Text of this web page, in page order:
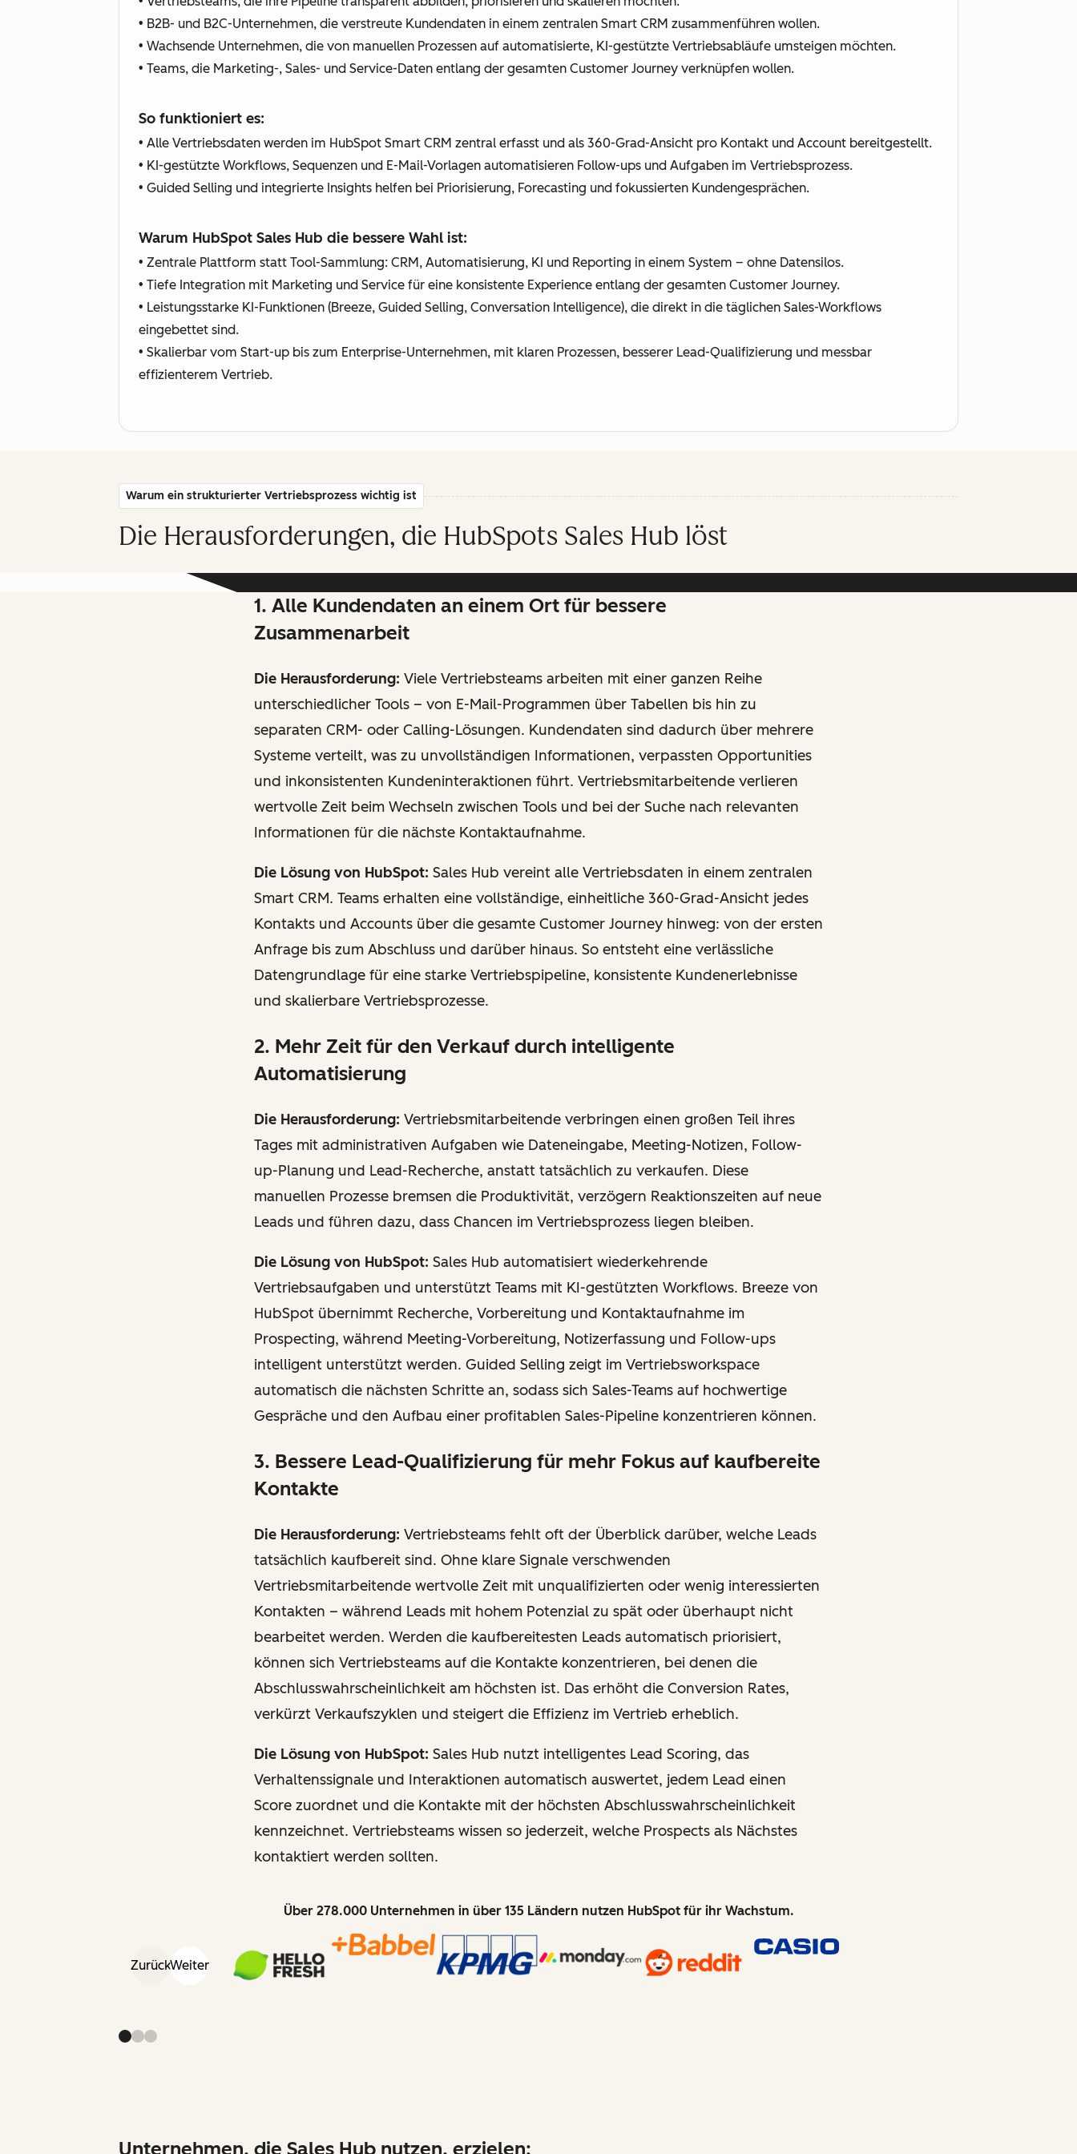
• B2B- und B2C-Unternehmen, die verstreute Kundendaten in einem zentralen Smart CRM zusammenführen wollen.
• Wachsende Unternehmen, die von manuellen Prozessen auf automatisierte, KI-gestützte Vertriebsabläufe umsteigen möchten.
• Teams, die Marketing-, Sales- und Service-Daten entlang der gesamten Customer Journey verknüpfen wollen.
So funktioniert es:
• Alle Vertriebsdaten werden im HubSpot Smart CRM zentral erfasst und als 360-Grad-Ansicht pro Kontakt und Account bereitgestellt.
• KI-gestützte Workflows, Sequenzen und E-Mail-Vorlagen automatisieren Follow-ups und Aufgaben im Vertriebsprozess.
• Guided Selling und integrierte Insights helfen bei Priorisierung, Forecasting und fokussierten Kundengesprächen.
Warum HubSpot Sales Hub die bessere Wahl ist:
• Zentrale Plattform statt Tool-Sammlung: CRM, Automatisierung, KI und Reporting in einem System – ohne Datensilos.
• Tiefe Integration mit Marketing und Service für eine konsistente Experience entlang der gesamten Customer Journey.
• Leistungsstarke KI-Funktionen (Breeze, Guided Selling, Conversation Intelligence), die direkt in die täglichen Sales-Workflows
eingebettet sind.
• Skalierbar vom Start-up bis zum Enterprise-Unternehmen, mit klaren Prozessen, besserer Lead-Qualifizierung und messbar
effizienterem Vertrieb.
Warum ein strukturierter Vertriebsprozess wichtig ist
Die Herausforderungen, die HubSpots Sales Hub löst
1. Alle Kundendaten an einem Ort für bessere
Zusammenarbeit
Die Herausforderung: Viele Vertriebsteams arbeiten mit einer ganzen Reihe
unterschiedlicher Tools – von E-Mail-Programmen über Tabellen bis hin zu
separaten CRM- oder Calling-Lösungen. Kundendaten sind dadurch über mehrere
Systeme verteilt, was zu unvollständigen Informationen, verpassten Opportunities
und inkonsistenten Kundeninteraktionen führt. Vertriebsmitarbeitende verlieren
wertvolle Zeit beim Wechseln zwischen Tools und bei der Suche nach relevanten
Informationen für die nächste Kontaktaufnahme.
Die Lösung von HubSpot: Sales Hub vereint alle Vertriebsdaten in einem zentralen
Smart CRM. Teams erhalten eine vollständige, einheitliche 360-Grad-Ansicht jedes
Kontakts und Accounts über die gesamte Customer Journey hinweg: von der ersten
Anfrage bis zum Abschluss und darüber hinaus. So entsteht eine verlässliche
Datengrundlage für eine starke Vertriebspipeline, konsistente Kundenerlebnisse
und skalierbare Vertriebsprozesse.
2. Mehr Zeit für den Verkauf durch intelligente
Automatisierung
Die Herausforderung: Vertriebsmitarbeitende verbringen einen großen Teil ihres
Tages mit administrativen Aufgaben wie Dateneingabe, Meeting-Notizen, Follow-
up-Planung und Lead-Recherche, anstatt tatsächlich zu verkaufen. Diese
manuellen Prozesse bremsen die Produktivität, verzögern Reaktionszeiten auf neue
Leads und führen dazu, dass Chancen im Vertriebsprozess liegen bleiben.
Die Lösung von HubSpot: Sales Hub automatisiert wiederkehrende
Vertriebsaufgaben und unterstützt Teams mit KI-gestützten Workflows. Breeze von
HubSpot übernimmt Recherche, Vorbereitung und Kontaktaufnahme im
Prospecting, während Meeting-Vorbereitung, Notizerfassung und Follow-ups
intelligent unterstützt werden. Guided Selling zeigt im Vertriebsworkspace
automatisch die nächsten Schritte an, sodass sich Sales-Teams auf hochwertige
Gespräche und den Aufbau einer profitablen Sales-Pipeline konzentrieren können.
3. Bessere Lead-Qualifizierung für mehr Fokus auf kaufbereite
Kontakte
Die Herausforderung: Vertriebsteams fehlt oft der Überblick darüber, welche Leads
tatsächlich kaufbereit sind. Ohne klare Signale verschwenden
Vertriebsmitarbeitende wertvolle Zeit mit unqualifizierten oder wenig interessierten
Kontakten – während Leads mit hohem Potenzial zu spät oder überhaupt nicht
bearbeitet werden. Werden die kaufbereitesten Leads automatisch priorisiert,
können sich Vertriebsteams auf die Kontakte konzentrieren, bei denen die
Abschlusswahrscheinlichkeit am höchsten ist. Das erhöht die Conversion Rates,
verkürzt Verkaufszyklen und steigert die Effizienz im Vertrieb erheblich.
Die Lösung von HubSpot: Sales Hub nutzt intelligentes Lead Scoring, das
Verhaltenssignale und Interaktionen automatisch auswertet, jedem Lead einen
Score zuordnet und die Kontakte mit der höchsten Abschlusswahrscheinlichkeit
kennzeichnet. Vertriebsteams wissen so jederzeit, welche Prospects als Nächstes
kontaktiert werden sollten.
Über 278.000 Unternehmen in über 135 Ländern nutzen HubSpot für ihr Wachstum.
ZurückWeiter
Unternehmen, die Sales Hub nutzen, erzielen: